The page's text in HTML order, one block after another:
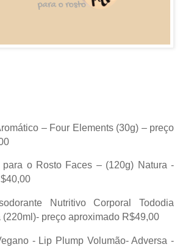
– Four Elements (30g) – preço
para o Rosto Faces – (120g) Natura -
Nutritivo Corporal Tododia
(220ml)- preço aproximado R$49,00
- Lip Plump Volumão- Adversa -